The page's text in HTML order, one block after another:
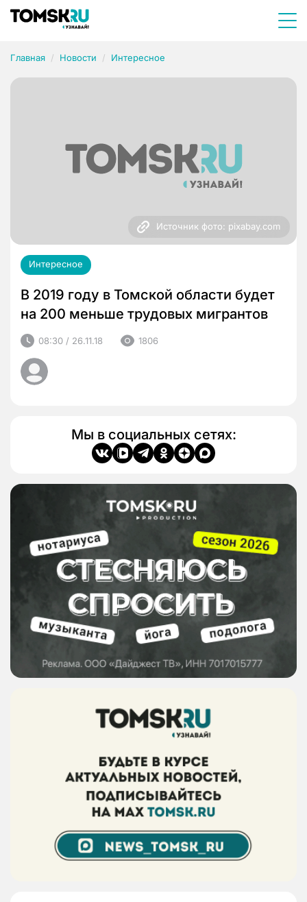
Главная Новости Интересное
Источник фото: pixabay.com
Интересное
В 2019 году в Томской области будет
на 200 меньше трудовых мигрантов
08:30 / 26.11.18 1806
Мы в социальных сетях: